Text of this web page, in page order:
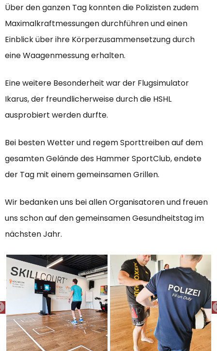
Über den ganzen Tag konnten die Polizisten zudem
Maximalkraftmessungen durchführen und einen
Einblick über ihre Körperzusammensetzung durch
eine Waagenmessung erhalten.
Eine weitere Besonderheit war der Flugsimulator
Ikarus, der freundlicherweise durch die HSHL
ausprobiert werden durfte.
Bei besten Wetter und regem Sporttreiben auf dem
gesamten Gelände des Hammer SportClub, endete
der Tag mit einem gemeinsamen Grillen.
Wir bedanken uns bei allen Organisatoren und freuen
uns schon auf den gemeinsamen Gesundheitstag im
nächsten Jahr.
PREVIOUS